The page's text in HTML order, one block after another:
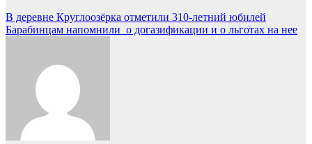
Навигация
по
В деревне Круглоозёрка отметили 310-летний юбилей
Барабинцам напомнили о догазификации и о льготах на нее